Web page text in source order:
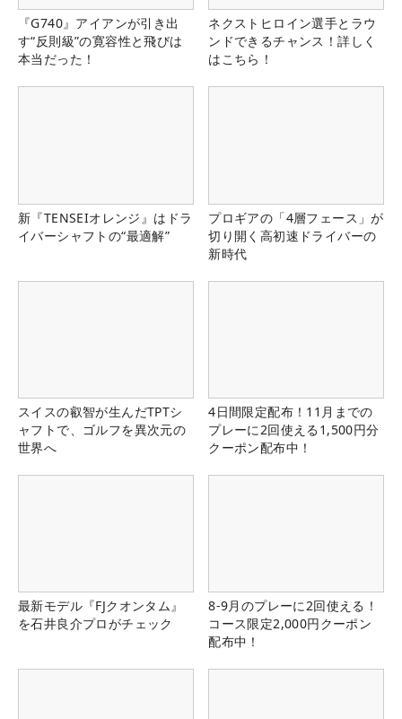
『G740』アイアンが引き出
す“反則級”の寛容性と飛びは
本当だった！
ネクストヒロイン選手とラウ
ンドできるチャンス！詳しく
はこちら！
新『TENSEIオレンジ』はドラ
イバーシャフトの“最適解”
プロギアの「4層フェース」が
切り開く高初速ドライバーの
新時代
スイスの叡智が生んだTPTシ
ャフトで、ゴルフを異次元の
世界へ
4日間限定配布！11月までの
プレーに2回使える1,500円分
クーポン配布中！
最新モデル『FJクオンタム』
を石井良介プロがチェック
8-9月のプレーに2回使える！
コース限定2,000円クーポン
配布中！